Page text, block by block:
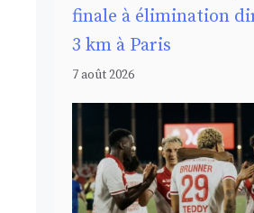
finale à élimination
3 km à Paris
7 août 2026